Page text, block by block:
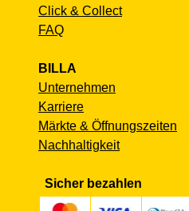
Click & Collect
FAQ
BILLA
Unternehmen
Karriere
Märkte & Öffnungszeiten
Nachhaltigkeit
Sicher bezahlen